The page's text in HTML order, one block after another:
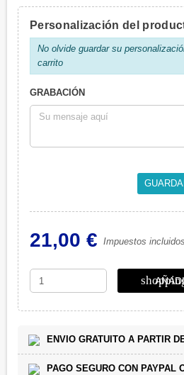
Personalización del
No olvide guardar su
carrito
GRABACIÓN
21,00 € Impuestos incluidos
ENVIO GRATUITO A PARTIR
PAGO SEGURO CON PAYPAL